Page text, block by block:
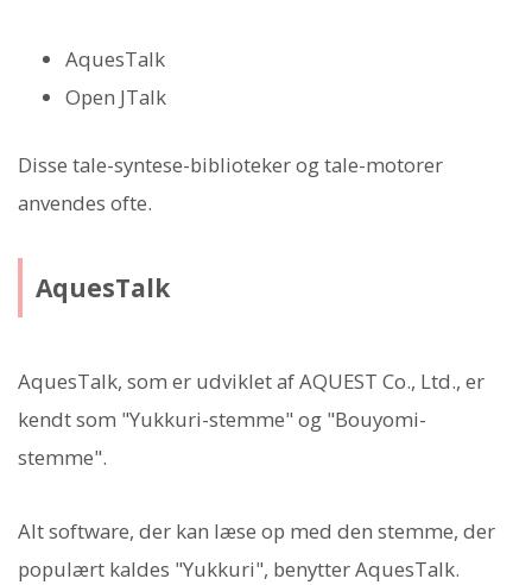
AquesTalk
Open JTalk
Disse tale-syntese-biblioteker og tale-motorer
anvendes ofte.
AquesTalk
AquesTalk, som er udviklet af AQUEST Co., Ltd., er
kendt som "Yukkuri-stemme" og "Bouyomi-
stemme".
Alt software, der kan læse op med den stemme, der
populært kaldes "Yukkuri", benytter AquesTalk.